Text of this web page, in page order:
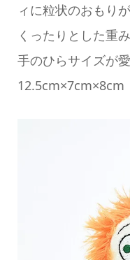
ィに粒状のおもり
くったりとした重
手のひらサイズが